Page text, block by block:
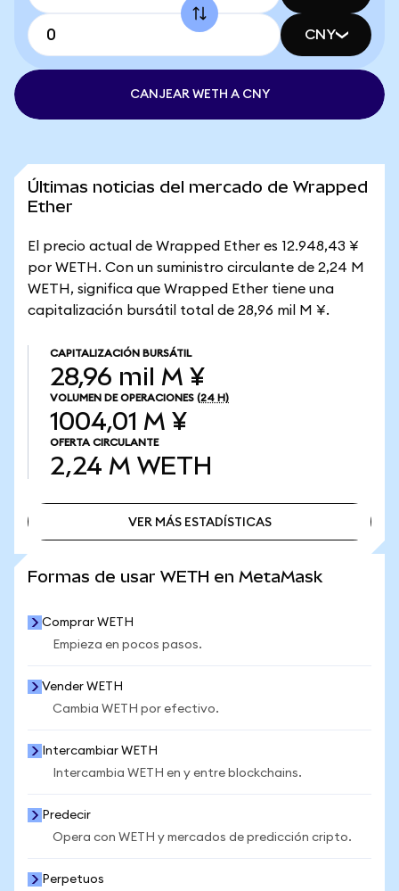
CNY
CANJEAR WETH A CNY
Últimas noticias del mercado de Wrapped
Ether
El precio actual de Wrapped Ether es 12.948,43 ¥
por WETH. Con un suministro circulante de 2,24 M
WETH, significa que Wrapped Ether tiene una
capitalización bursátil total de 28,96 mil M ¥.
CAPITALIZACIÓN BURSÁTIL
28,96 mil M ¥
VOLUMEN DE OPERACIONES (24 H)
1004,01 M ¥
OFERTA CIRCULANTE
2,24 M WETH
VER MÁS ESTADÍSTICAS
Formas de usar WETH en MetaMask
Comprar WETH
Empieza en pocos pasos.
Vender WETH
Cambia WETH por efectivo.
Intercambiar WETH
Intercambia WETH en y entre blockchains.
Predecir
Opera con WETH y mercados de predicción cripto.
Perpetuos